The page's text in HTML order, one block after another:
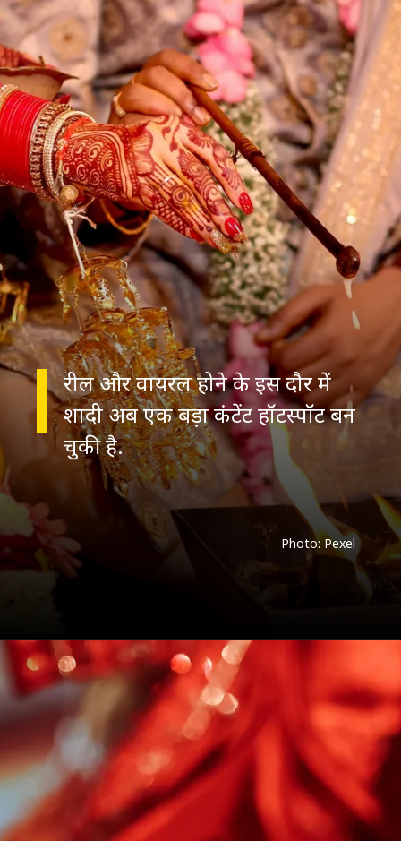
रील और वायरल होने के इस दौर में
शादी अब एक बड़ा कंटेंट हॉटस्पॉट बन
चुकी है.
Photo: Pexel